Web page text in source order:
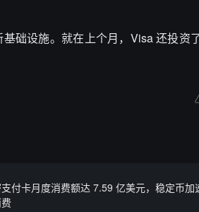
础设施。就在上个月，Visa 还投资
付卡月度消费额达 7.59 亿美元，稳定币加